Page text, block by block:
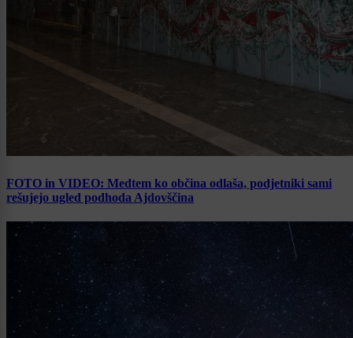
FOTO in VIDEO: Medtem ko občina odlaša, podjetniki sami
rešujejo ugled podhoda Ajdovščina